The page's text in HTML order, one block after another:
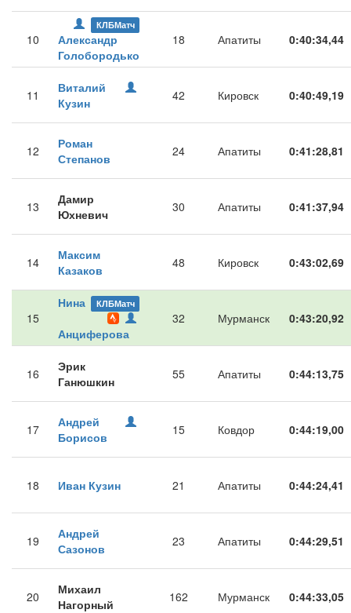
10
КЛБМатч
Александр
Голобородько
18 Апатиты 0:40:34,44
11
Виталий
Кузин
42 Кировск 0:40:49,19
12
Роман
Степанов
24 Апатиты 0:41:28,81
13
Дамир
Юхневич
30 Апатиты 0:41:37,94
14
Максим
Казаков
48 Кировск 0:43:02,69
15
КЛБМатч
Нина
Анциферова
32 Мурманск 0:43:20,92
16
Эрик
Ганюшкин
55 Апатиты 0:44:13,75
17
Андрей
Борисов
15 Ковдор 0:44:19,00
18 Иван Кузин 21 Апатиты 0:44:24,41
19
Андрей
Сазонов
23 Апатиты 0:44:29,51
20
Михаил
Нагорный
162 Мурманск 0:44:33,05